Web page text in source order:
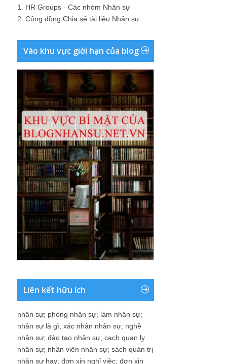
1. HR Groups - Các nhóm Nhân sự
2. Cộng đồng Chia sẻ tài liệu Nhân sự
Vào khu vực giới hạn của blog
Liên kết hữu ích
nhân sự; phòng nhân sự; làm nhân sự;
nhân sự là gì; xác nhận nhân sự; nghề
nhân sự; đào tạo nhân sự; cach quan ly
nhân sự; nhân viên nhân sự; sách quản trị
nhân sự hay; đơn xin nghỉ việc; đơn xin